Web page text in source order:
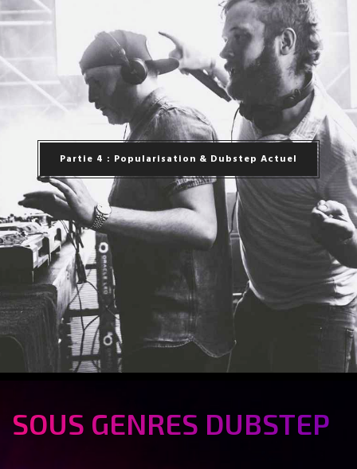
Partie 4 : Popularisation & Dubstep Actuel
SOUS GENRES DUBSTEP